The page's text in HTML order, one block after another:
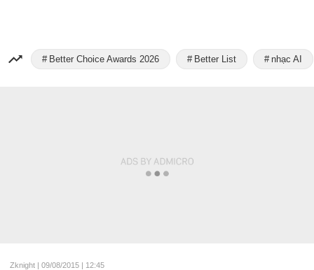
Better Choice Awards 2026 Better List nhạc AI
Zknight | 09/08/2015 | 12:45